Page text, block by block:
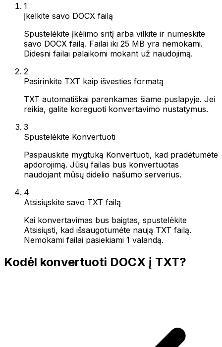
1
Įkelkite savo DOCX failą
Spustelėkite įkėlimo sritį arba vilkite ir numeskite
savo DOCX failą. Failai iki 25 MB yra nemokami.
Didesni failai palaikomi mokant už naudojimą.
2
Pasirinkite TXT kaip išvesties formatą
TXT automatiškai parenkamas šiame puslapyje. Jei
reikia, galite koreguoti konvertavimo nustatymus.
3
Spustelėkite Konvertuoti
Paspauskite mygtuką Konvertuoti, kad pradėtumėte
apdorojimą. Jūsų failas bus konvertuotas
naudojant mūsų didelio našumo serverius.
4
Atsisiųskite savo TXT failą
Kai konvertavimas bus baigtas, spustelėkite
Atsisiųsti, kad išsaugotumėte naują TXT failą.
Nemokami failai pasiekiami 1 valandą.
Kodėl konvertuoti DOCX į TXT?